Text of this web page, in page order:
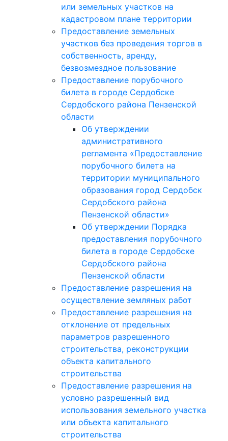
или земельных участков на
кадастровом плане территории
Предоставление земельных
участков без проведения торгов в
собственность, аренду,
безвозмездное пользование
Предоставление порубочного
билета в городе Сердобске
Сердобского района Пензенской
области
Об утверждении
административного
регламента «Предоставление
порубочного билета на
территории муниципального
образования город Сердобск
Сердобского района
Пензенской области»
Об утверждении Порядка
предоставления порубочного
билета в городе Сердобске
Сердобского района
Пензенской области
Предоставление разрешения на
осуществление земляных работ
Предоставление разрешения на
отклонение от предельных
параметров разрешенного
строительства, реконструкции
объекта капитального
строительства
Предоставление разрешения на
условно разрешенный вид
использования земельного участка
или объекта капитального
строительства